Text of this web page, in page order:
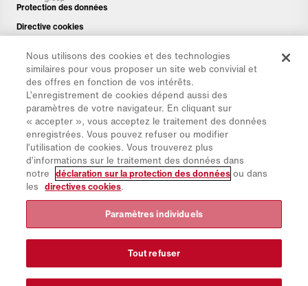
Protection des données
Directive cookies
Avis de non-responsabilité
Newsletter
Pièces de rechange
Espace de téléchargement
Calculateur de CO₂
Calculateur de TCO
Sites & Revendeurs
Aperçu des groupes de produits
CollabHub Login
© 2026 Aebi Schmidt Group
Nous utilisons des cookies et des technologies
similaires pour vous proposer un site web convivial et
des offres en fonction de vos intérêts.
L’enregistrement de cookies dépend aussi des
paramètres de votre navigateur. En cliquant sur
« accepter », vous acceptez le traitement des données
enregistrées. Vous pouvez refuser ou modifier
l’utilisation de cookies. Vous trouverez plus
d’informations sur le traitement des données dans
notre déclaration sur la protection des données ou dans
les directives cookies.
Paramètres individuels
Tout refuser